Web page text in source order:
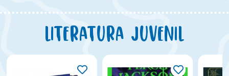
Literatura juvenil